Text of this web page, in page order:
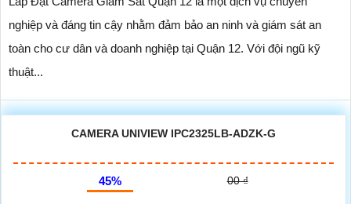
nghiệp và đáng tin cậy nhằm đảm bảo an ninh và giám sát an
toàn cho cư dân và doanh nghiệp tại Quận 12. Với đội ngũ kỹ
thuật...
CAMERA UNIVIEW IPC2325LB-ADZK-G
45% 00 ₫